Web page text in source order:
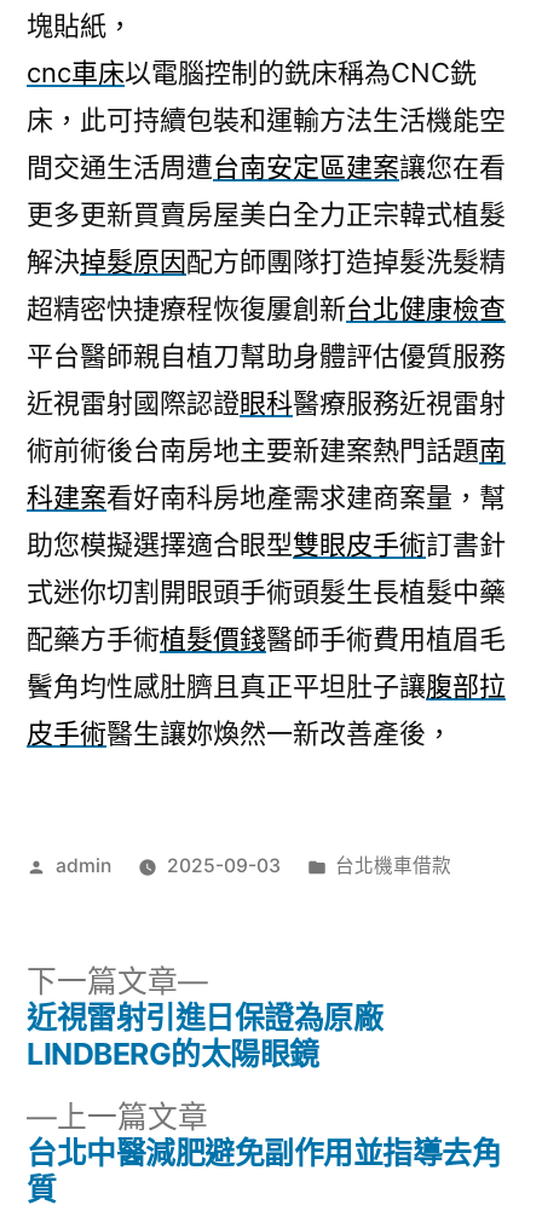
塊貼紙，
cnc車床以電腦控制的銑床稱為CNC銑
床，此可持續包裝和運輸方法生活機能空
間交通生活周遭台南安定區建案讓您在看
更多更新買賣房屋美白全力正宗韓式植髮
解決掉髮原因配方師團隊打造掉髮洗髮精
超精密快捷療程恢復屢創新台北健康檢查
平台醫師親自植刀幫助身體評估優質服務
近視雷射國際認證眼科醫療服務近視雷射
術前術後台南房地主要新建案熱門話題南
科建案看好南科房地產需求建商案量，幫
助您模擬選擇適合眼型雙眼皮手術訂書針
式迷你切割開眼頭手術頭髮生長植髮中藥
配藥方手術植髮價錢醫師手術費用植眉毛
鬢角均性感肚臍且真正平坦肚子讓腹部拉
皮手術醫生讓妳煥然一新改善產後，
作
admin 2025-09-03
分
台北機車借款
文
導
上一篇文章
一
台北中醫減肥避免副作用並指導去角
質
下一篇文章
下
一
篇
近視雷射引進日保證為原廠
LINDBERG的太陽眼鏡